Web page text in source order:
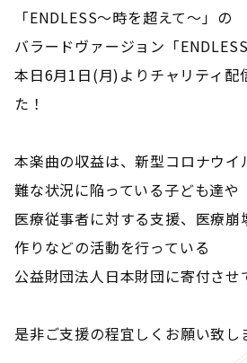
「ENDLESS～時を超えて～」の
バラードヴァージョン「
本日6月1日(月)よりチャリティ配
た！
本楽曲の収益は、新型コロナウイ
難な状況に陥っている子ども達や
医療従事者に対する支援、医療
作りなどの活動を行っている
公益財団法人日本財団に寄付させ
是非ご支援の程宜しくお願い致し